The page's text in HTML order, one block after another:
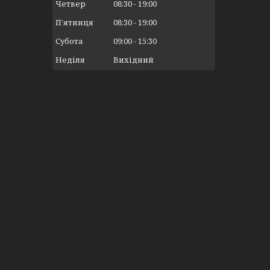
Четвер 08:30 19:00
Пʼятниця
08:30 19:00
Субота
09:00 15:30
Неділя
Вихідний